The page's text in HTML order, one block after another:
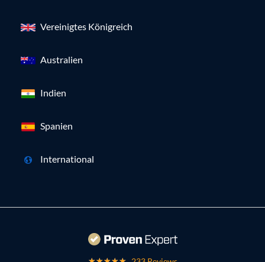
Vereinigtes Königreich
Australien
Indien
Spanien
International